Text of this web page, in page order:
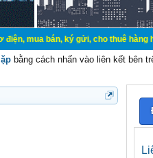
ký gửi, cho thuê hàng hoá dịch
bằng cách nhấn vào liên kết bên